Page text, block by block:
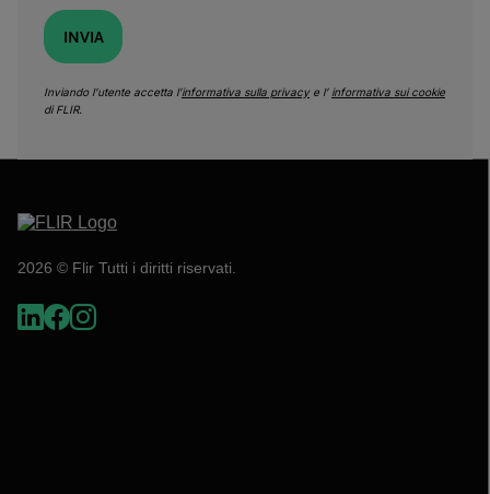
INVIA
Inviando l’utente accetta l’informativa sulla privacye l’ informativa sui cookie
di FLIR.
2026 © Flir Tutti i diritti riservati.